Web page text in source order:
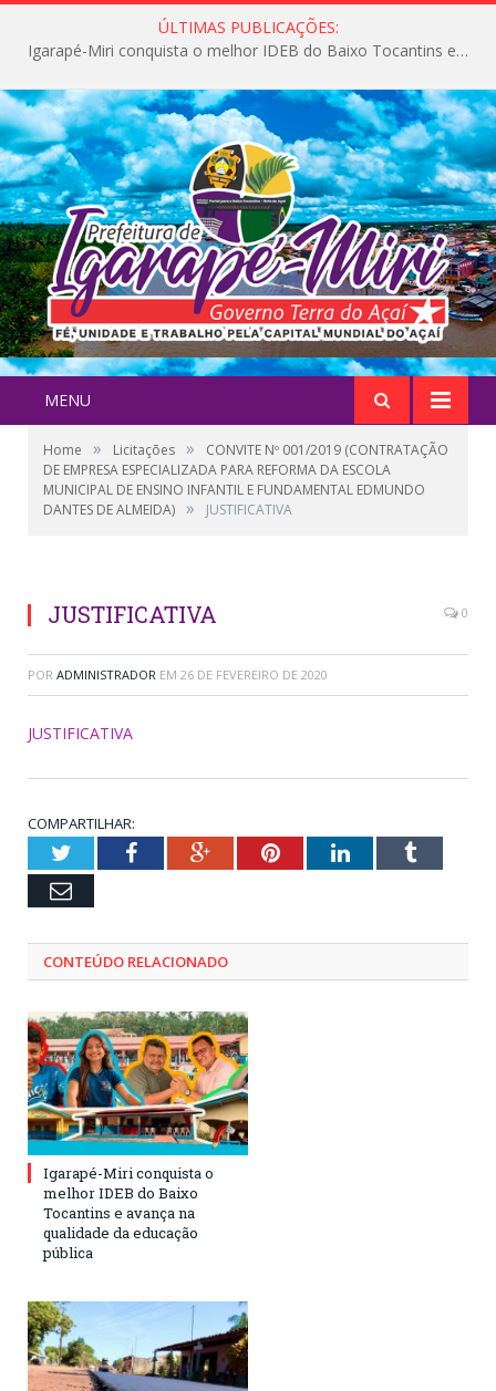
ÚLTIMAS PUBLICAÇÕES:
Igarapé-Miri conquista o melhor IDEB do Baixo Tocantins e avança na qualidade da educação pública
MENU
Home » Licitações »
CONVITE Nº 001/2019 (CONTRATAÇÃO
DE EMPRESA ESPECIALIZADA PARA REFORMA DA ESCOLA
MUNICIPAL DE ENSINO INFANTIL E FUNDAMENTAL EDMUNDO
DANTES DE ALMEIDA) » JUSTIFICATIVA
JUSTIFICATIVA 0
POR ADMINISTRADOR EM 26 DE FEVEREIRO DE 2020
JUSTIFICATIVA
COMPARTILHAR:
TwitterFacebookGoogle+PinterestLinkedInTumblr
Email
CONTEÚDO RELACIONADO
Igarapé-Miri conquista o
melhor IDEB do Baixo
Tocantins e avança na
qualidade da educação
pública